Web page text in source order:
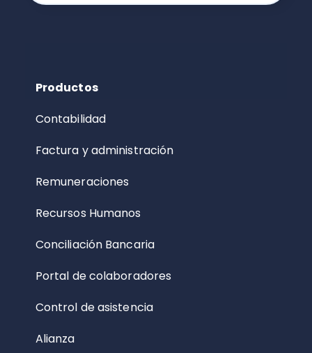
Productos
Contabilidad
Factura y administración
Remuneraciones
Recursos Humanos
Conciliación Bancaria
Portal de colaboradores
Control de asistencia
Alianza